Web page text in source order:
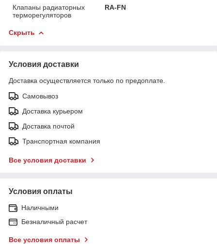
Клапаны радиаторных
терморегуляторов
RA-FN
Скрыть
Условия доставки
Доставка осуществляется только по предоплате.
Самовывоз
Доставка курьером
Доставка почтой
Транспортная компания
Все условия доставки
Условия оплаты
Наличными
Безналичный расчет
Все условия оплаты